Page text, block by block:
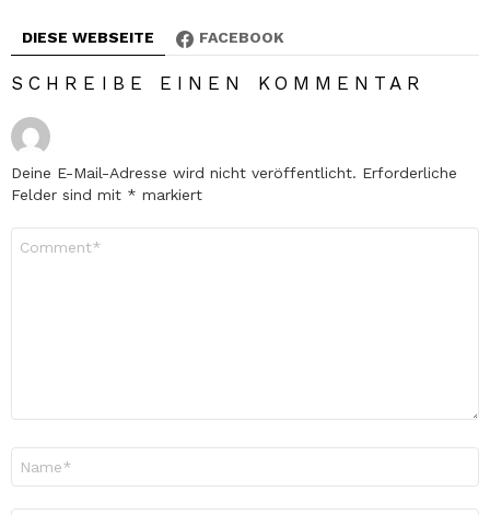
DIESE WEBSEITE FACEBOOK
SCHREIBE EINEN KOMMENTAR
Deine E-Mail-Adresse wird nicht veröffentlicht. Erforderliche
Felder sind mit * markiert